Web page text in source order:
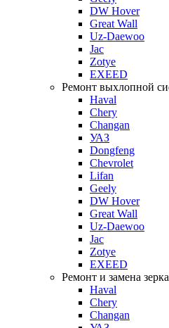
DW Hover
Great Wall
Uz-Daewoo
Jac
Zotye
EXEED
Ремонт выхлопной
Haval
Chery
Changan
УАЗ
Dongfeng
Chevrolet
Lifan
Geely
DW Hover
Great Wall
Uz-Daewoo
Jac
Zotye
EXEED
Ремонт и замена
Haval
Chery
Changan